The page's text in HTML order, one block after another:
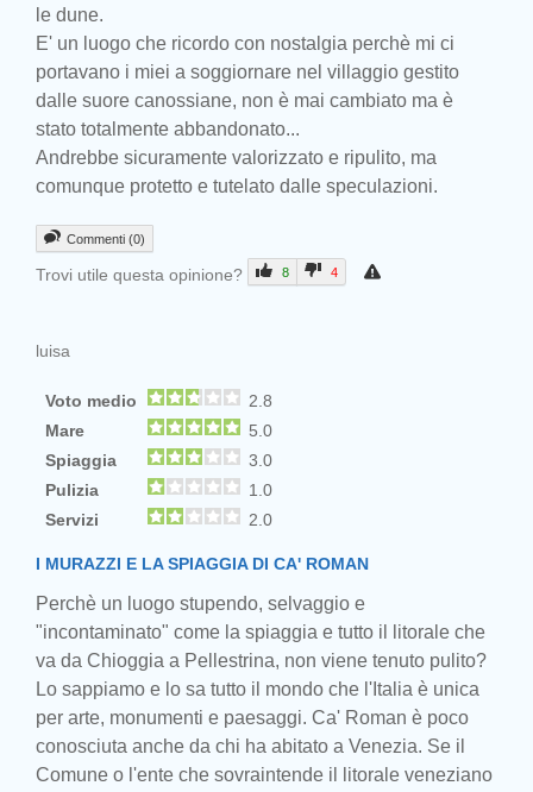
le dune.
E' un luogo che ricordo con nostalgia perchè mi ci
portavano i miei a soggiornare nel villaggio gestito
dalle suore canossiane, non è mai cambiato ma è
stato totalmente abbandonato...
Andrebbe sicuramente valorizzato e ripulito, ma
comunque protetto e tutelato dalle speculazioni.
Commenti (0)
Trovi utile questa opinione? 8 4
luisa
Voto medio
2.8
Mare
5.0
Spiaggia
3.0
Pulizia
1.0
Servizi
2.0
I MURAZZI E LA SPIAGGIA DI CA' ROMAN
Perchè un luogo stupendo, selvaggio e
"incontaminato" come la spiaggia e tutto il litorale che
va da Chioggia a Pellestrina, non viene tenuto pulito?
Lo sappiamo e lo sa tutto il mondo che l'Italia è unica
per arte, monumenti e paesaggi. Ca' Roman è poco
conosciuta anche da chi ha abitato a Venezia. Se il
Comune o l'ente che sovraintende il litorale veneziano